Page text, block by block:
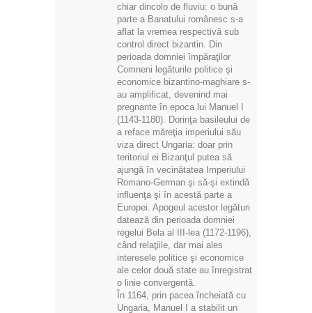
chiar dincolo de fluviu: o bună
parte a Banatului românesc s-a
aflat la vremea respectivă sub
control direct bizantin. Din
perioada domniei împăraţilor
Comneni legăturile politice şi
economice bizantino-maghiare s-
au amplificat, devenind mai
pregnante în epoca lui Manuel I
(1143-1180). Dorinţa basileului de
a reface măreţia imperiului său
viza direct Ungaria: doar prin
teritoriul ei Bizanţul putea să
ajungă în vecinătatea Imperiului
Romano-German şi să-şi extindă
influenţa şi în acestă parte a
Europei. Apogeul acestor legături
datează din perioada domniei
regelui Bela al III-lea (1172-1196),
când relaţiile, dar mai ales
interesele politice şi economice
ale celor două state au înregistrat
o linie convergentă.
În 1164, prin pacea încheiată cu
Ungaria, Manuel I a stabilit un